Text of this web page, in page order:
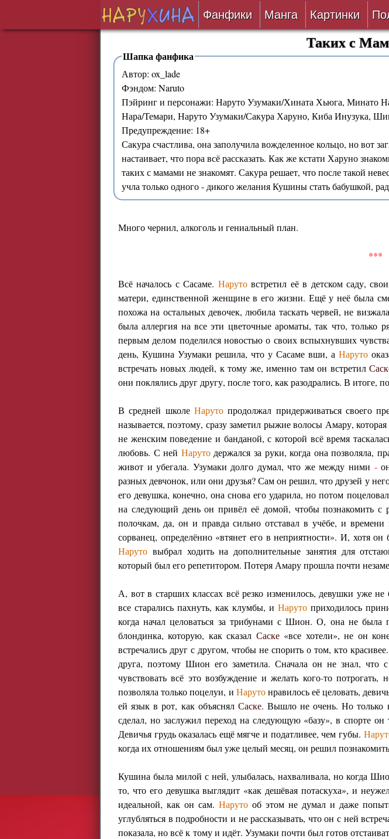
Фанфики
Подобрать
На проверке
Отправить
Манга Картинки
Таких с
Шапка фанфика
Автор: ox_lade
Фэндом: Naruto
Пэйринг и персонажи: Наруто Узумаки/Хината Хьюга, Минато
Нара/Темари, Наруто Узумаки/Сакура Харуно, Киба Инузука,
Предупреждение: 18+
Сакура счастлива, она заполучила вожделенное кольцо, но вот
настаивает, что пора всё рассказать. Как же кстати Харуно
таких с мамами не знакомят. Сакура решает, что после такой
учла только одного - дикого желания Кушины стать бабушкой,
Много чернил, алкоголь и гениальный план.
***
Всё началось с Сасаме. Нарутовстретил её в детском саду,
матери, единственной женщине в его жизни. Ещё у неё была
похожа на остальных девочек, любила таскать червей, не
была аллергия на все эти цветочные ароматы, так что,
первым делом поделился новостью о своих вспыхнувших
день, Кушина Узумаки решила, что у Сасаме вши, а Наруто
встречать новых людей, к тому же, именно там он встретил
они поклялись друг другу, после того, как разодрались. В итоге,
В средней школе Наруто продолжал придерживаться своего
называется, поэтому, сразу заметил рыжие волосы Амару,
не женским поведение и банданой, с которой всё время
любовь. С ней Нарутодержался за руки, когда она позволяла,
живот и убегала. Узумаки долго думал, что же между ними -
разных девчонок, или они друзья? Сам он решил, что друзей у
его девушка, конечно, она снова его ударила, но потом
на следующий день он привёл её домой, чтобы познакомить с
полочкам, да, он и правда сильно отставал в учёбе, и
сорванец, определённо «втянет его в неприятности». И, хотя
Наруто выбрал ходить на дополнительные занятия для
который был его репетитором. Потеря Амару прошла почти
А, вот в старших классах всё резко изменилось, девушки уже
все старались пахнуть, как клумбы, и Наруто приходилось
когда начал целоваться за трибунами с Шион. О, она не
блондинка, которую, как сказал Саске«все хотели», не он
встречались друг с другом, чтобы не спорить о том, кто
друга, поэтому Шион его заметила. Сначала он не знал, что
чувствовать всё это возбуждение и желать кого-то потрогать,
позволяла только поцелуи, и Нарутонравилось её целовать,
ей язык в рот, как объяснял Саске. Вышло не очень. Но только
сделал, но заслужил переход на следующую «базу», в спорте
Девичья грудь оказалась ещё мягче и податливее, чем губы.
когда их отношениям был уже целый месяц, он решил
Кушина была милой с ней, улыбалась, нахваливала, но когда
то, что его девушка выглядит «как дешёвая потаскуха», и
идеальной, как он сам. Наруто об этом не думал и даже
углубляться в подробности и не рассказывать, что он с ней
показала, но всё к тому и идёт. Узумаки почти был готов